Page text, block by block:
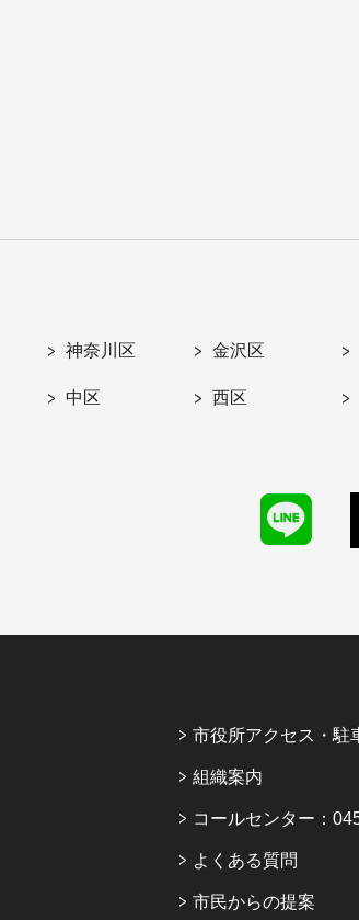
神奈川区 金沢区
中区 西区
市役所アクセス・駐
組織案内
コールセンター：
よくある質問
市民からの提案